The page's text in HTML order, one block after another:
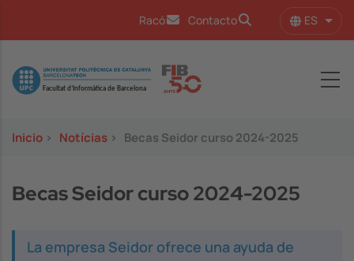
Racó Contacto ES
Image
Inicio > Notícias > Becas Seidor curso 2024-2025
Becas Seidor curso 2024-2025
La empresa Seidor ofrece una ayuda de